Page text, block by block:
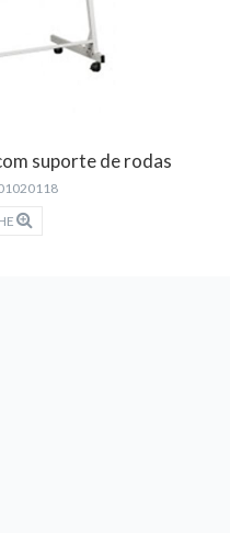
suporte de rodas